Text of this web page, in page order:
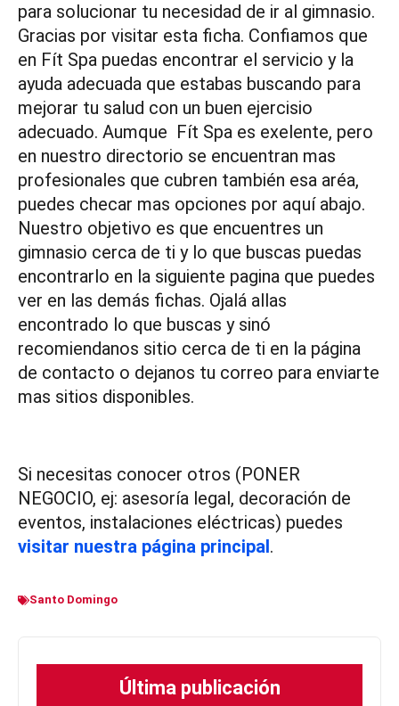
para solucionar tu necesidad de ir al gimnasio.
Gracias por visitar esta ficha. Confiamos que
en Fít Spa puedas encontrar el servicio y la
ayuda adecuada que estabas buscando para
mejorar tu salud con un buen ejercisio
adecuado. Aumque Fít Spa es exelente, pero
en nuestro directorio se encuentran mas
profesionales que cubren también esa aréa,
puedes checar mas opciones por aquí abajo.
Nuestro objetivo es que encuentres un
gimnasio cerca de ti y lo que buscas puedas
encontrarlo en la siguiente pagina que puedes
ver en las demás fichas. Ojalá allas
encontrado lo que buscas y sinó
recomiendanos sitio cerca de ti en la página
de contacto o dejanos tu correo para enviarte
mas sitios disponibles.
Si necesitas conocer otros (PONER
NEGOCIO, ej: asesoría legal, decoración de
eventos, instalaciones eléctricas) puedes
visitar nuestra página principal.
Santo Domingo
Última publicación